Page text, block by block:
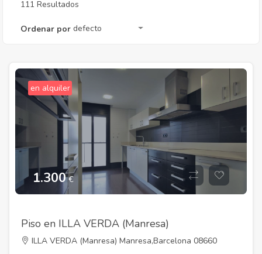
111 Resultados
Ordenar por defecto
en alquiler
1.300€
Piso en ILLA VERDA (Manresa)
ILLA VERDA (Manresa) Manresa,Barcelona 08660